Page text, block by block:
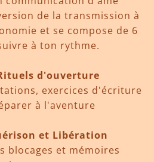
de la transmission à
et se compose de 6
à ton rythme.
d'ouverture
exercices d'écriture
à l'aventure
et Libération
blocages et mémoires